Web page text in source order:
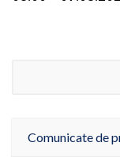
Comunicate de